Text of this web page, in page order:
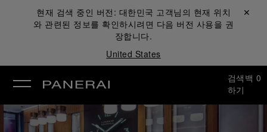
현재 검색 중인 버전: 대한민국 고객님의 현재 위치
와 관련된 정보를 확인하시려면 다음 버전 사용을 권
장합니다.
United States
닫기 ✕
검색
하기
백 0